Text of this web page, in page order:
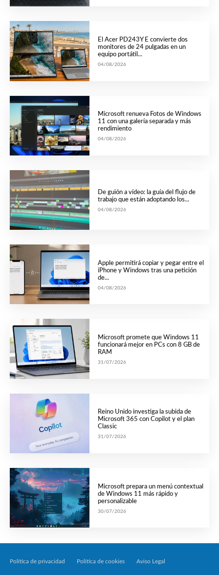
El Acer PD243Y E convierte dos
monitores de 24 pulgadas en un
equipo portátil...
04/08/2026
Microsoft renueva Fotos de Windows
11 con una galería separada y más
rendimiento
04/08/2026
De guión a vídeo: la guía del flujo de
trabajo que están adoptando los...
04/08/2026
Apple permitirá copiar y pegar entre el
iPhone y Windows tras una petición
de...
04/08/2026
Microsoft promete que Windows 11
funcionará mejor en PCs con 8 GB de
RAM
31/07/2026
Reino Unido investiga la subida de
Microsoft 365 con Copilot y el plan
Classic
31/07/2026
Microsoft prepara un menú contextual
de Windows 11 más rápido y
personalizable
30/07/2026
Política de privacidad Política de cookies Aviso Legal